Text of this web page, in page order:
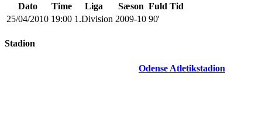
Dato Time Liga Sæson Fuld Tid
25/04/2010 19:00 1.Division 2009-10 90'
Stadion
Odense Atletikstadion